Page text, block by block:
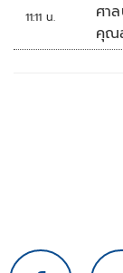
11:11 น.
ศา
คุณ
เสี